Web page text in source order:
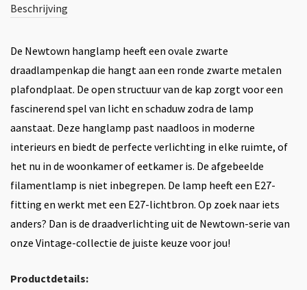
Beschrijving
De Newtown hanglamp heeft een ovale zwarte
draadlampenkap die hangt aan een ronde zwarte metalen
plafondplaat. De open structuur van de kap zorgt voor een
fascinerend spel van licht en schaduw zodra de lamp
aanstaat. Deze hanglamp past naadloos in moderne
interieurs en biedt de perfecte verlichting in elke ruimte, of
het nu in de woonkamer of eetkamer is. De afgebeelde
filamentlamp is niet inbegrepen. De lamp heeft een E27-
fitting en werkt met een E27-lichtbron. Op zoek naar iets
anders? Dan is de draadverlichting uit de Newtown-serie van
onze Vintage-collectie de juiste keuze voor jou!
Productdetails: